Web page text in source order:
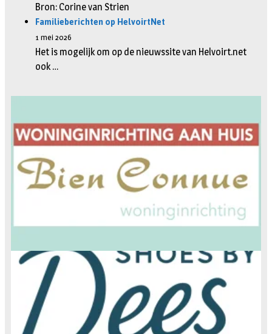
Bron: Corine van Strien
Familieberichten op HelvoirtNet
1 mei 2026
Het is mogelijk om op de nieuwssite van Helvoirt.net
ook …